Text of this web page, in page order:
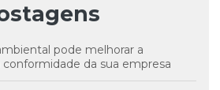
pode melhorar a
da sua empresa